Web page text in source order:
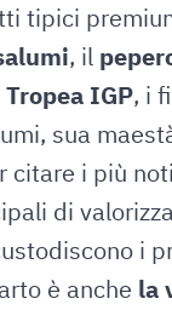
tipici
, il
IGP, i
sua
citare i più
di
i
è anche la